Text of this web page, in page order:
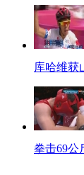
库哈维获
拳击69公